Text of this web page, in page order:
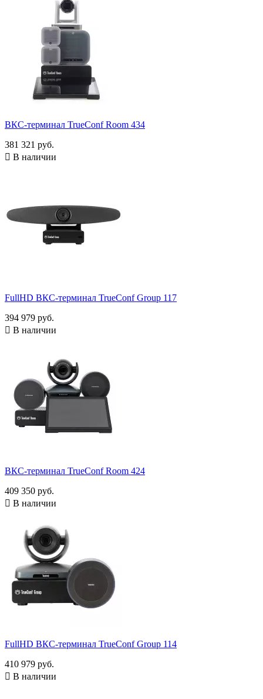
ВКС-терминал TrueConf Room 434
381 321 руб.
 В наличии
FullHD ВКС-терминал TrueConf Group 117
394 979 руб.
 В наличии
ВКС-терминал TrueConf Room 424
409 350 руб.
 В наличии
FullHD ВКС-терминал TrueConf Group 114
410 979 руб.
 В наличии